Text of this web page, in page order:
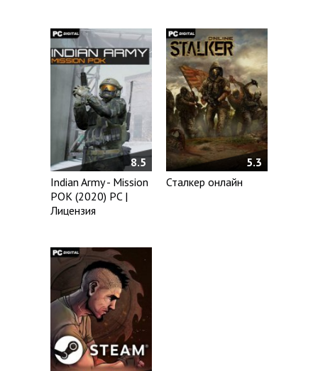
8.5
Indian Army - Mission
POK (2020) PC |
Лицензия
5.3
Сталкер онлайн